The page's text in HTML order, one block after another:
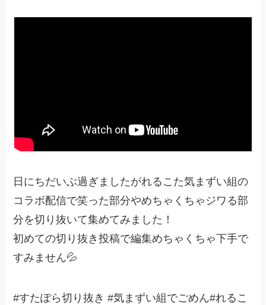
日にちだいぶ過ぎましたがれるこた気まずい組の
コラボ配信で笑った部分やめちゃくちゃジワる部
分を切り抜いて集めてみました！
初めての切り抜き投稿で編集めちゃくちゃ下手で
すみません💦
#すたぽら切り抜き #気まずい組でごめん#れるこ